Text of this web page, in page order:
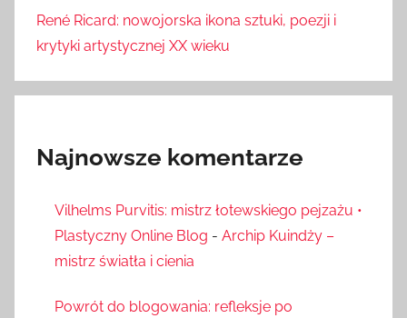
René Ricard: nowojorska ikona sztuki, poezji i
krytyki artystycznej XX wieku
Najnowsze komentarze
Vilhelms Purvitis: mistrz łotewskiego pejzażu •
Plastyczny Online Blog - Archip Kuindży –
mistrz światła i cienia
Powrót do blogowania: refleksje po